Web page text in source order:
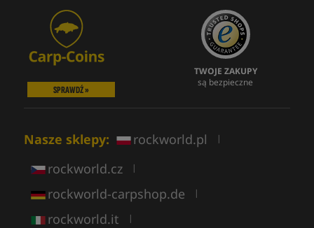
SPRAWDŹ »
TWOJE ZAKUPY
są bezpieczne
Nasze sklepy: rockworld.pl |
rockworld.cz |
rockworld-carpshop.de |
rockworld.it |